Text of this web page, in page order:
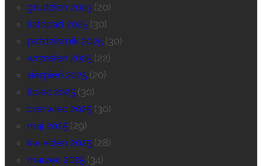
grudzień 2025(20)
listopad 2025(30)
październik 2025(30)
wrzesień 2025(22)
sierpień 2025(20)
lipiec 2025(30)
czerwiec 2025(30)
maj 2025(29)
kwiecień 2025(28)
marzec 2025(34)